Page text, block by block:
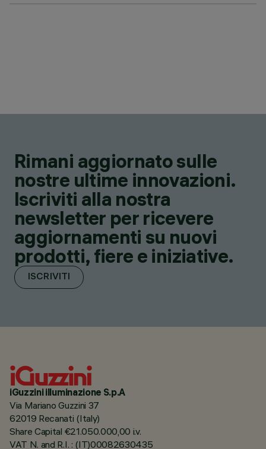
Rimani aggiornato sulle
nostre ultime innovazioni.
Iscriviti alla nostra
newsletter per ricevere
aggiornamenti su nuovi
prodotti, fiere e iniziative.
ISCRIVITI
iGuzzini illuminazione S.p.A
Via Mariano Guzzini 37
62019 Recanati (Italy)
Share Capital €21.050.000,00 i.v.
VAT N. and R.I. : (IT)00082630435